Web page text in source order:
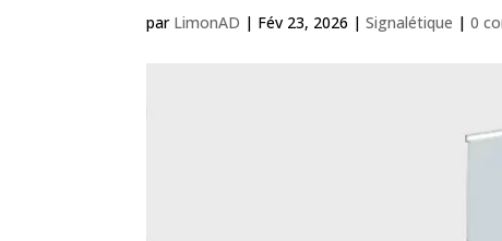
par LimonAD | Fév 23, 2026 |Signalétique |0